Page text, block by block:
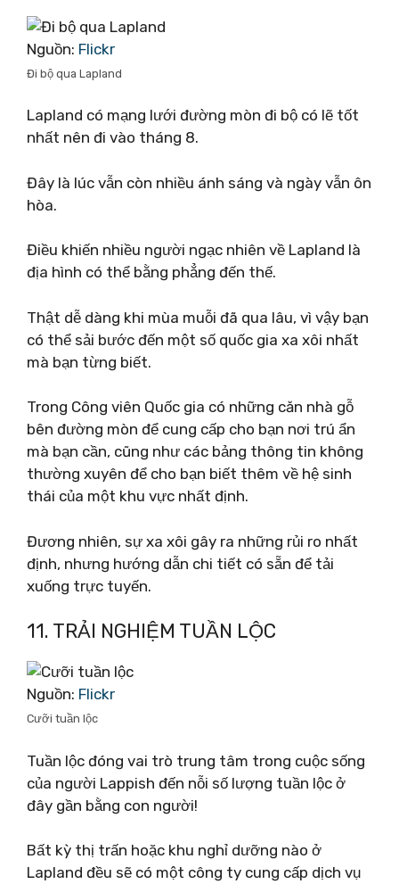
Nguồn: Flickr
Đi bộ qua Lapland
Lapland có mạng lưới đường mòn đi bộ có lẽ tốt
nhất nên đi vào tháng 8.
Đây là lúc vẫn còn nhiều ánh sáng và ngày vẫn ôn
hòa.
Điều khiến nhiều người ngạc nhiên về Lapland là
địa hình có thể bằng phẳng đến thế.
Thật dễ dàng khi mùa muỗi đã qua lâu, vì vậy bạn
có thể sải bước đến một số quốc gia xa xôi nhất
mà bạn từng biết.
Trong Công viên Quốc gia có những căn nhà gỗ
bên đường mòn để cung cấp cho bạn nơi trú ẩn
mà bạn cần, cũng như các bảng thông tin không
thường xuyên để cho bạn biết thêm về hệ sinh
thái của một khu vực nhất định.
Đương nhiên, sự xa xôi gây ra những rủi ro nhất
định, nhưng hướng dẫn chi tiết có sẵn để tải
xuống trực tuyến.
11. TRẢI NGHIỆM TUẦN LỘC
Nguồn: Flickr
Cưỡi tuần lộc
Tuần lộc đóng vai trò trung tâm trong cuộc sống
của người Lappish đến nỗi số lượng tuần lộc ở
đây gần bằng con người!
Bất kỳ thị trấn hoặc khu nghỉ dưỡng nào ở
Lapland đều sẽ có một công ty cung cấp dịch vụ